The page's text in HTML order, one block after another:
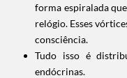
forma espiralada
relógio. Esses
consciência.
Tudo isso é
endócrinas.